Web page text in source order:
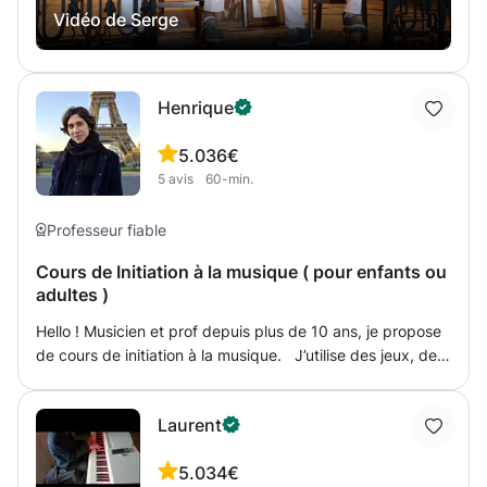
Vidéo de Serge
Henrique
5.0
5 avis
36€
60-min.
Professeur fiable
Cours de Initiation à la musique ( pour enfants ou
adultes )
Hello ! Musicien et prof depuis plus de 10 ans, je propose
de cours de initiation à la musique. J’utilise des jeux, des
mémoire, la coordination, l’oreille et la concentration !
C’est une méthode 100% adaptée et à l’écoute des élèves,
qu’il soit petits ou grands, qui va permettre au débutants
Laurent
5.034€